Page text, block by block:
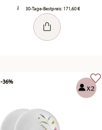
30-Tage-Bestpreis: 171,60 €
-36%